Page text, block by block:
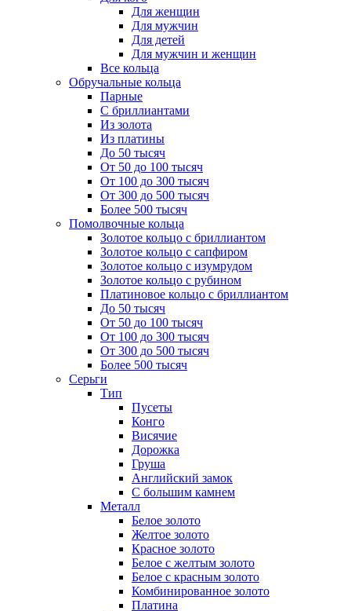
Для женщин
Для мужчин
Для детей
Для мужчин и женщин
Все кольца
Обручальные кольца
Парные
С бриллиантами
Из золота
Из платины
До 50 тысяч
От 50 до 100 тысяч
От 100 до 300 тысяч
От 300 до 500 тысяч
Более 500 тысяч
Помолвочные кольца
Золотое кольцо с бриллиантом
Золотое кольцо с сапфиром
Золотое кольцо с изумрудом
Золотое кольцо с рубином
Платиновое кольцо с бриллиантом
До 50 тысяч
От 50 до 100 тысяч
От 100 до 300 тысяч
От 300 до 500 тысяч
Более 500 тысяч
Серьги
Тип
Пусеты
Конго
Висячие
Дорожка
Груша
Английский замок
С большим камнем
Металл
Белое золото
Желтое золото
Красное золото
Белое с желтым золото
Белое с красным золото
Комбинированное золото
Платина